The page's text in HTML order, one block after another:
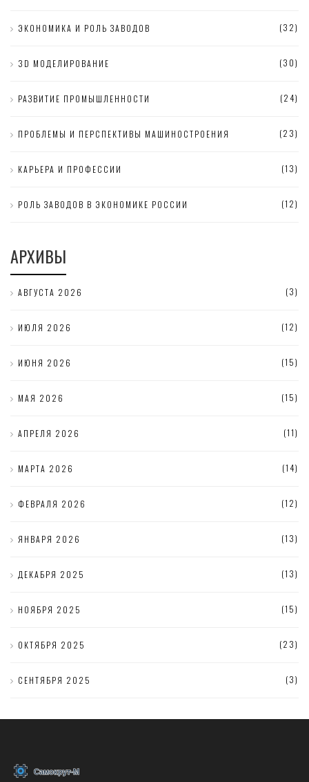
ЭКОНОМИКА И РОЛЬ ЗАВОДОВ (32)
3D МОДЕЛИРОВАНИЕ (30)
РАЗВИТИЕ ПРОМЫШЛЕННОСТИ (24)
ПРОБЛЕМЫ И ПЕРСПЕКТИВЫ МАШИНОСТРОЕНИЯ (23)
КАРЬЕРА И ПРОФЕССИИ (13)
РОЛЬ ЗАВОДОВ В ЭКОНОМИКЕ РОССИИ (12)
АРХИВЫ
АВГУСТА 2026 (3)
ИЮЛЯ 2026 (12)
ИЮНЯ 2026 (15)
МАЯ 2026 (15)
АПРЕЛЯ 2026 (11)
МАРТА 2026 (14)
ФЕВРАЛЯ 2026 (12)
ЯНВАРЯ 2026 (13)
ДЕКАБРЯ 2025 (13)
НОЯБРЯ 2025 (15)
ОКТЯБРЯ 2025 (23)
СЕНТЯБРЯ 2025 (3)